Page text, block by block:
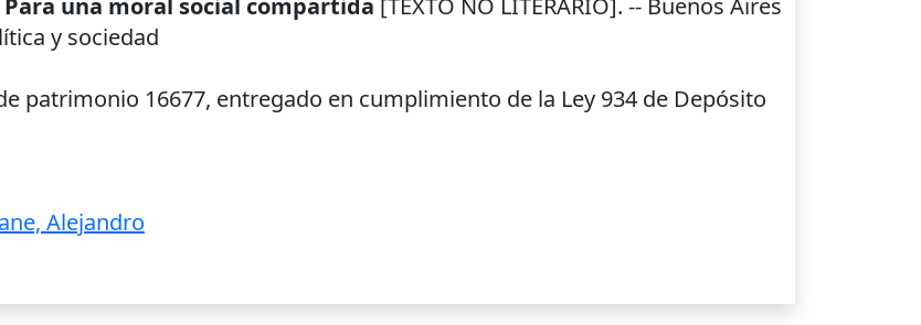
una moral social compartida [TEXTO NO LITERARIO]. -- Buenos Aires
y sociedad
patrimonio 16677, entregado en cumplimiento de la Ley 934 de Depósito
Alejandro